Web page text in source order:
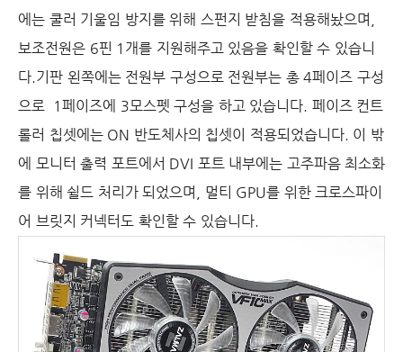
에는 쿨러 기울임 방지를 위해 스펀지 받침을 적용해놨으며
보조전원은 6핀 1 개를 지원해주고 있음을 확인할 수 있습니
다.기판 왼쪽에는 전원부 구성으로 전원부는 총4페이즈 구성
으로 1 페이즈에 3모스펫 구성을 하고 있습니다. 페이즈 컨트
롤러 칩셋에는ON 반도체사의 칩셋이 적용되었습니다. 이 밖
에 모니터 출력 포트에서 DVI 포트 내부에는 고주파음 최소화
를 위해 쉴드 처리가 되었으며
멀티 GPU를 위한 크로스파이
어 브릿지 커넥터도 확인할 수 있습니다.